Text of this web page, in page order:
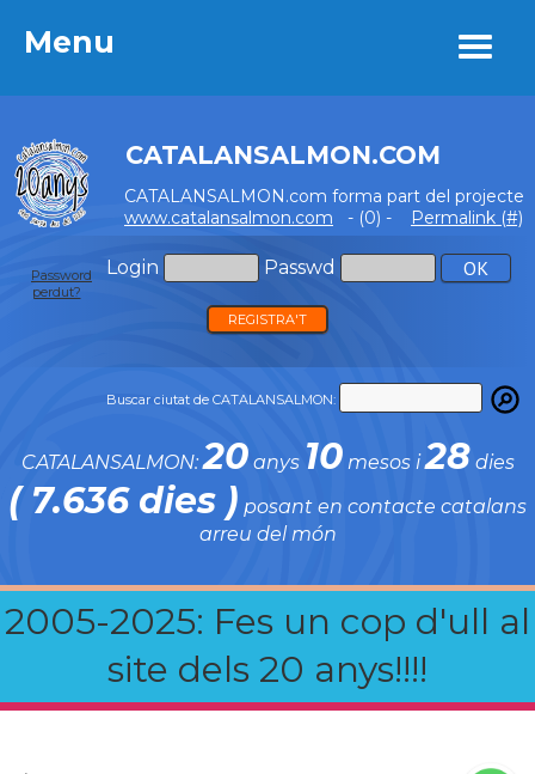
Menu
CATALANSALMON.COM
CATALANSALMON.com forma part del projecte
www.catalansalmon.com - (0) - Permalink (#)
Login Passwd
Password
perdut?
REGISTRA'T
Buscar ciutat de CATALANSALMON:
CATALANSALMON:20anys 10mesos i28 dies
( 7.636 dies ) posant en contacte catalans
arreu del món
2005-2025: Fes un cop d'ull al
site dels 20 anys!!!!
Menu